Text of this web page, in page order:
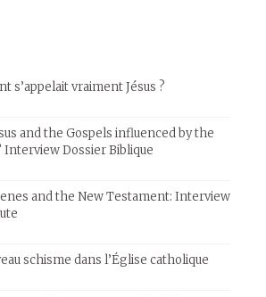
s’appelait vraiment Jésus ?
and the Gospels influenced by the
Interview Dossier Biblique
and the New Testament: Interview
schisme dans l’Église catholique